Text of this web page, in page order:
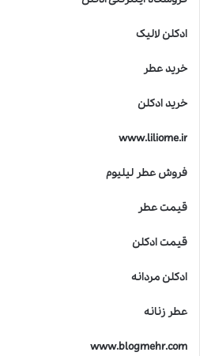
ادکلن لالیک
خرید عطر
خرید ادکلن
www.liliome.ir
فروش عطر لیلیوم
قیمت عطر
قیمت ادکلن
ادکلن مردانه
عطر زنانه
www.blogmehr.com